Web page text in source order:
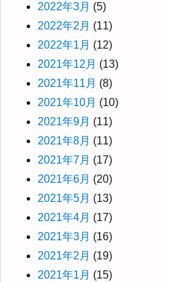
2022年3月 (5)
2022年2月 (11)
2022年1月 (12)
2021年12月 (13)
2021年11月 (8)
2021年10月 (10)
2021年9月 (11)
2021年8月 (11)
2021年7月 (17)
2021年6月 (20)
2021年5月 (13)
2021年4月 (17)
2021年3月 (16)
2021年2月 (19)
2021年1月 (15)